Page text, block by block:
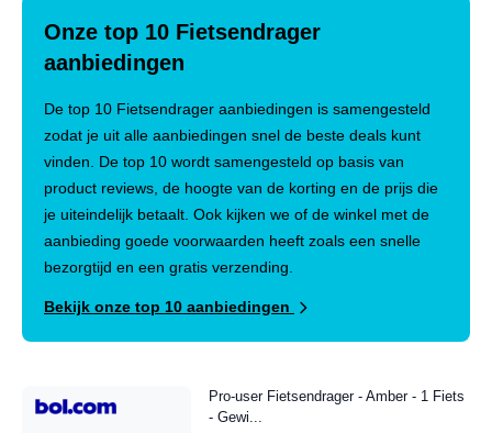
Onze top 10 Fietsendrager
aanbiedingen
De top 10 Fietsendrager aanbiedingen is samengesteld
zodat je uit alle aanbiedingen snel de beste deals kunt
vinden. De top 10 wordt samengesteld op basis van
product reviews, de hoogte van de korting en de prijs die
je uiteindelijk betaalt. Ook kijken we of de winkel met de
aanbieding goede voorwaarden heeft zoals een snelle
bezorgtijd en een gratis verzending.
Bekijk onze top 10 aanbiedingen
Pro-user Fietsendrager - Amber - 1 Fiets
- Gewi...